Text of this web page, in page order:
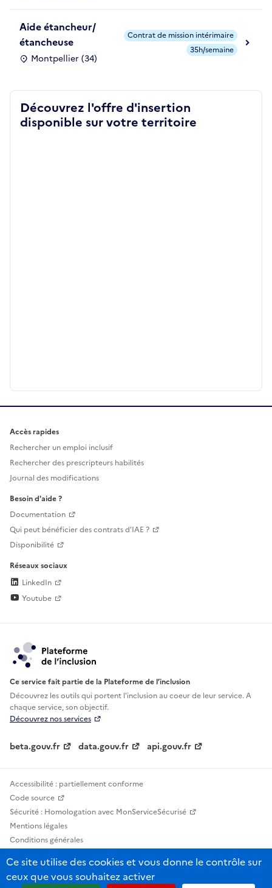
Aide étancheur/
étancheuse
Montpellier (34)
Contrat de mission intérimaire
35h/semaine
Découvrez l'offre d'insertion
disponible sur votre territoire
Accès rapides
Rechercher un emploi inclusif
Rechercher des prescripteurs habilités
Journal des modifications
Besoin d'aide ?
Documentation
Qui peut bénéficier des contrats d'IAE ?
Disponibilité
Réseaux sociaux
LinkedIn
Youtube
Ce service fait partie de la Plateforme de l’inclusion
Découvrez les outils qui portent l'inclusion aucoeur de leur service. A
chaque service, son objectif.
Découvrez nos services
beta.gouv.fr data.gouv.fr api.gouv.fr
Accessibilité : partiellement conforme
Code source
Sécurité : Homologation avec MonServiceSécurisé
Mentions légales
Conditions générales
Statistiques, lexiques et indicateurs
Sauf mention contraire, tous les contenus de ce site sont sous licence
Ce site utilise des cookies et vous donne le contrôle sur
ceux que vous souhaitez activer